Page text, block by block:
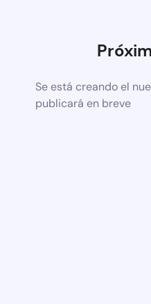
Se está creando el
publicará en breve